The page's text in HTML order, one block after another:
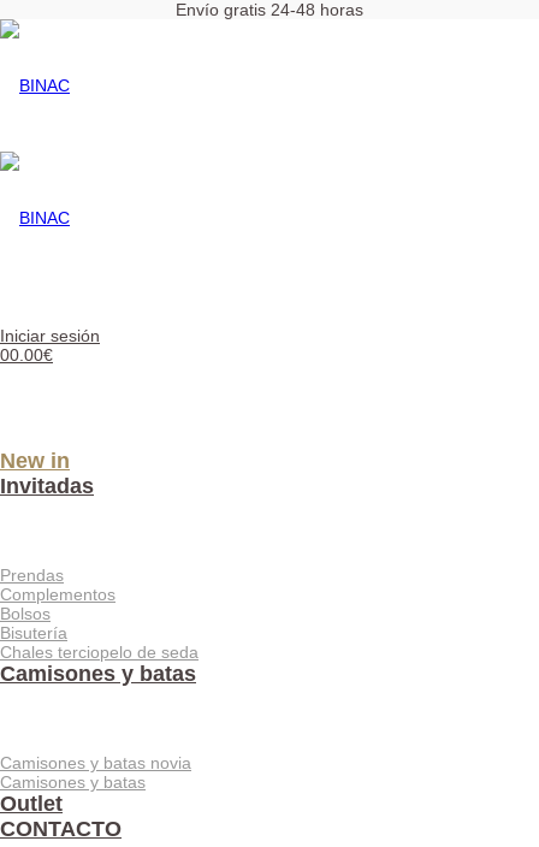
Envío gratis 24-48 horas
BINAC
BINAC
Iniciar sesión
00.00€
New in
Invitadas
Prendas
Complementos
Bolsos
Bisutería
Chales terciopelo de seda
Camisones y batas
Camisones y batas novia
Camisones y batas
Outlet
CONTACTO